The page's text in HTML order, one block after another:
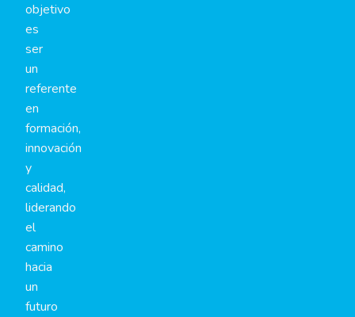
objetivo
es
ser
un
referente
en
formación,
innovación
y
calidad,
liderando
el
camino
hacia
un
futuro